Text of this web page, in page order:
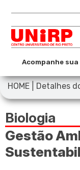
Acompanhe
HOME Detalhes
Biologia
Gestão